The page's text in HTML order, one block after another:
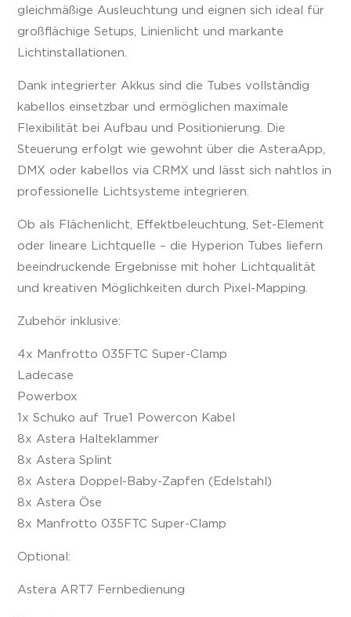
gleichmäßige Ausleuchtung und eignen sich ideal für
großflächige Setups, Linienlicht und markante
Lichtinstallationen.
Dank integrierter Akkus sind die Tubes vollständig
kabellos einsetzbar und ermöglichen maximale
Flexibilität bei Aufbau und Positionierung. Die
Steuerung erfolgt wie gewohnt über die AsteraApp,
DMX oder kabellos via CRMX und lässt sich nahtlos in
professionelle Lichtsysteme integrieren.
Ob als Flächenlicht, Effektbeleuchtung, Set-Element
oder lineare Lichtquelle – die Hyperion Tubes liefern
beeindruckende Ergebnisse mit hoher Lichtqualität
und kreativen Möglichkeiten durch Pixel-Mapping.
Zubehör inklusive:
4x Manfrotto 035FTC Super-Clamp
Ladecase
Powerbox
1x Schuko auf True1 Powercon Kabel
8x Astera Halteklammer
8x Astera Splint
8x Astera Doppel-Baby-Zapfen (Edelstahl)
8x Astera Öse
8x Manfrotto 035FTC Super-Clamp
Optional:
Astera ART7 Fernbedienung